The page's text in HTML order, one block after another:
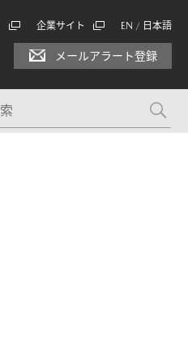
企業サイト EN / 日本語
メールアラート登録